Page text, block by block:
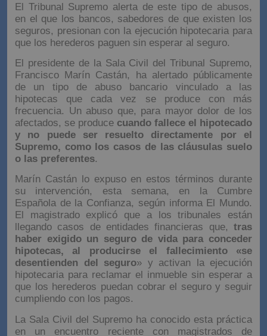
El Tribunal Supremo alerta de este tipo de abusos,
en el que los bancos, sabedores de que existen los
seguros, presionan con la ejecución hipotecaria para
que los herederos paguen sin esperar al seguro.
El presidente de la Sala Civil del Tribunal Supremo,
Francisco Marín Castán, ha alertado públicamente
de un tipo de abuso bancario vinculado a las
hipotecas que cada vez se produce con más
frecuencia. Un abuso que, para mayor dolor de los
afectados, se produce cuando fallece el hipotecado
y no puede ser resuelto directamente por el
Supremo, como los casos de las cláusulas suelo
o las preferentes.
Marín Castán lo expuso en estos términos durante
su intervención, esta semana, en la Cumbre
Española de la Confianza, según informa El Mundo.
El magistrado explicó que a los tribunales están
llegando casos de entidades financieras que, tras
haber exigido un seguro de vida para conceder
hipotecas, al producirse el fallecimiento «se
desentienden del seguro» y activan la ejecución
hipotecaria para reclamar el inmueble sin esperar a
que los herederos puedan cobrar el seguro y seguir
cumpliendo con los pagos.
La Sala Civil del Supremo ha conocido esta práctica
en un encuentro reciente con magistrados de